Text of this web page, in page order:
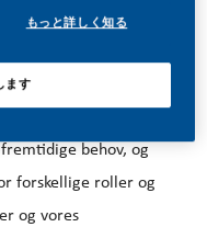
og ikke et
kandidatbank til
behov, og
forskellige roller og
og vores
もっと詳しく知る
ます